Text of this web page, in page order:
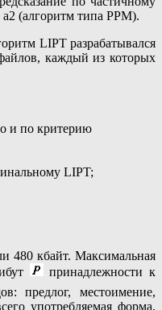
(алгоритм типа PPM).
LIPT разрабатывался
каждый из которых
и по критерию
LIPT;
480 кбайт. Максимальная
принадлежности к
предлог, местоимение,
употребляемая форма,